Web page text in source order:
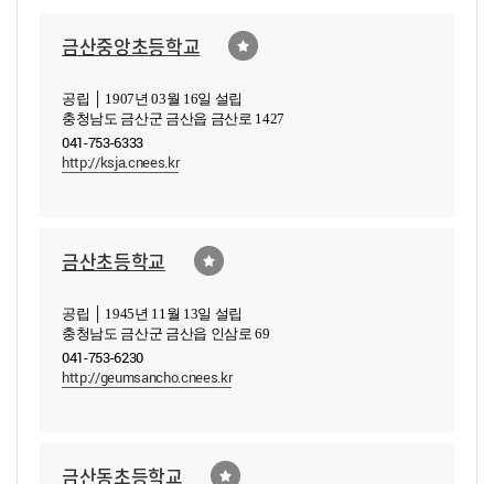
금산중앙초등학교
공립 │ 1907년 03월 16일 설립
충청남도 금산군 금산읍 금산로 1427
041-753-6333
http://ksja.cnees.kr
금산초등학교
공립 │ 1945년 11월 13일 설립
충청남도 금산군 금산읍 인삼로 69
041-753-6230
http://geumsancho.cnees.kr
금산동초등학교